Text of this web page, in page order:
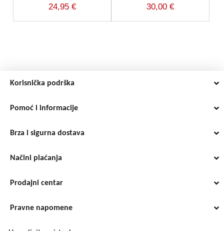
24,95 € 30,00€
Korisnička podrška
Pomoć i informacije
Brza i sigurna dostava
Načini plaćanja
Prodajni centar
Pravne napomene